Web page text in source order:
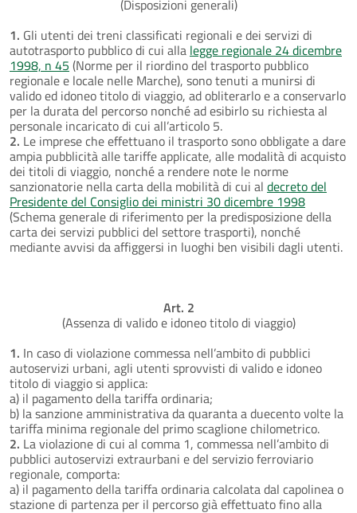
(Disposizioni generali)
1. Gli utenti dei treni classificati regionali e dei servizi di
autotrasporto pubblico di cui alla legge regionale 24 dicembre
1998, n 45 (Norme per il riordino del trasporto pubblico
regionale e locale nelle Marche), sono tenuti a munirsi di
valido ed idoneo titolo di viaggio, ad obliterarlo e a conservarlo
per la durata del percorso nonché ad esibirlo su richiesta al
personale incaricato di cui all’articolo 5.
2. Le imprese che effettuano il trasporto sono obbligate a dare
ampia pubblicità alle tariffe applicate, alle modalità di acquisto
dei titoli di viaggio, nonché a rendere note le norme
sanzionatorie nella carta della mobilità di cui al decreto del
Presidente del Consiglio dei ministri 30 dicembre 1998
(Schema generale di riferimento per la predisposizione della
carta dei servizi pubblici del settore trasporti), nonché
mediante avvisi da affiggersi in luoghi ben visibili dagli utenti.
Art. 2
(Assenza di valido e idoneo titolo di viaggio)
1. In caso di violazione commessa nell’ambito di pubblici
autoservizi urbani, agli utenti sprovvisti di valido e idoneo
titolo di viaggio si applica:
a) il pagamento della tariffa ordinaria;
b) la sanzione amministrativa da quaranta a duecento volte la
tariffa minima regionale del primo scaglione chilometrico.
2. La violazione di cui al comma 1, commessa nell’ambito di
pubblici autoservizi extraurbani e del servizio ferroviario
regionale, comporta:
a) il pagamento della tariffa ordinaria calcolata dal capolinea o
stazione di partenza per il percorso già effettuato fino alla